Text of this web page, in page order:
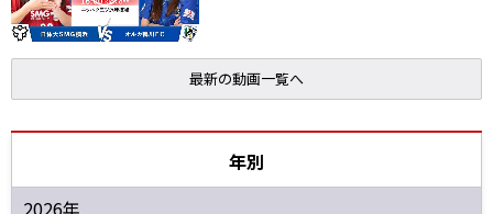
最新の動画一覧へ
年別